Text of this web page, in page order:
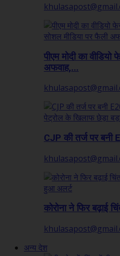
पीएम मोदी का
अफवाह,...
CJP की तर्ज पर बनी
कोरोना ने फिर बढ़ाई
अन्य देश